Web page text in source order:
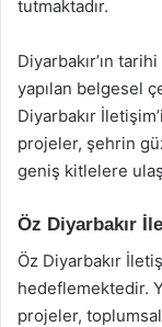
tutmaktadır.
Diyarbakır’ın
yapılan belgesel
Diyarbakır
projeler, şehrin
geniş kitlelere
Öz Diyarbakır
Öz Diyarbakır
hedeflemektedir.
projeler, toplumsal